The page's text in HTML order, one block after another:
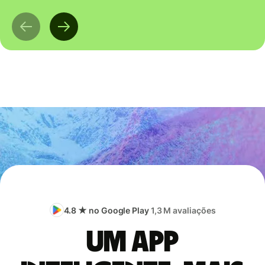
4.8 ★ no Google Play1,3 M avaliações
Um app